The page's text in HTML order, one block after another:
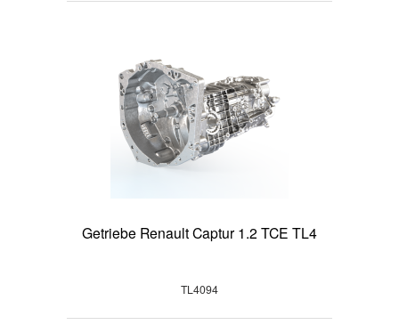
Getriebe Renault Captur 1.2 TCE TL4
TL4094